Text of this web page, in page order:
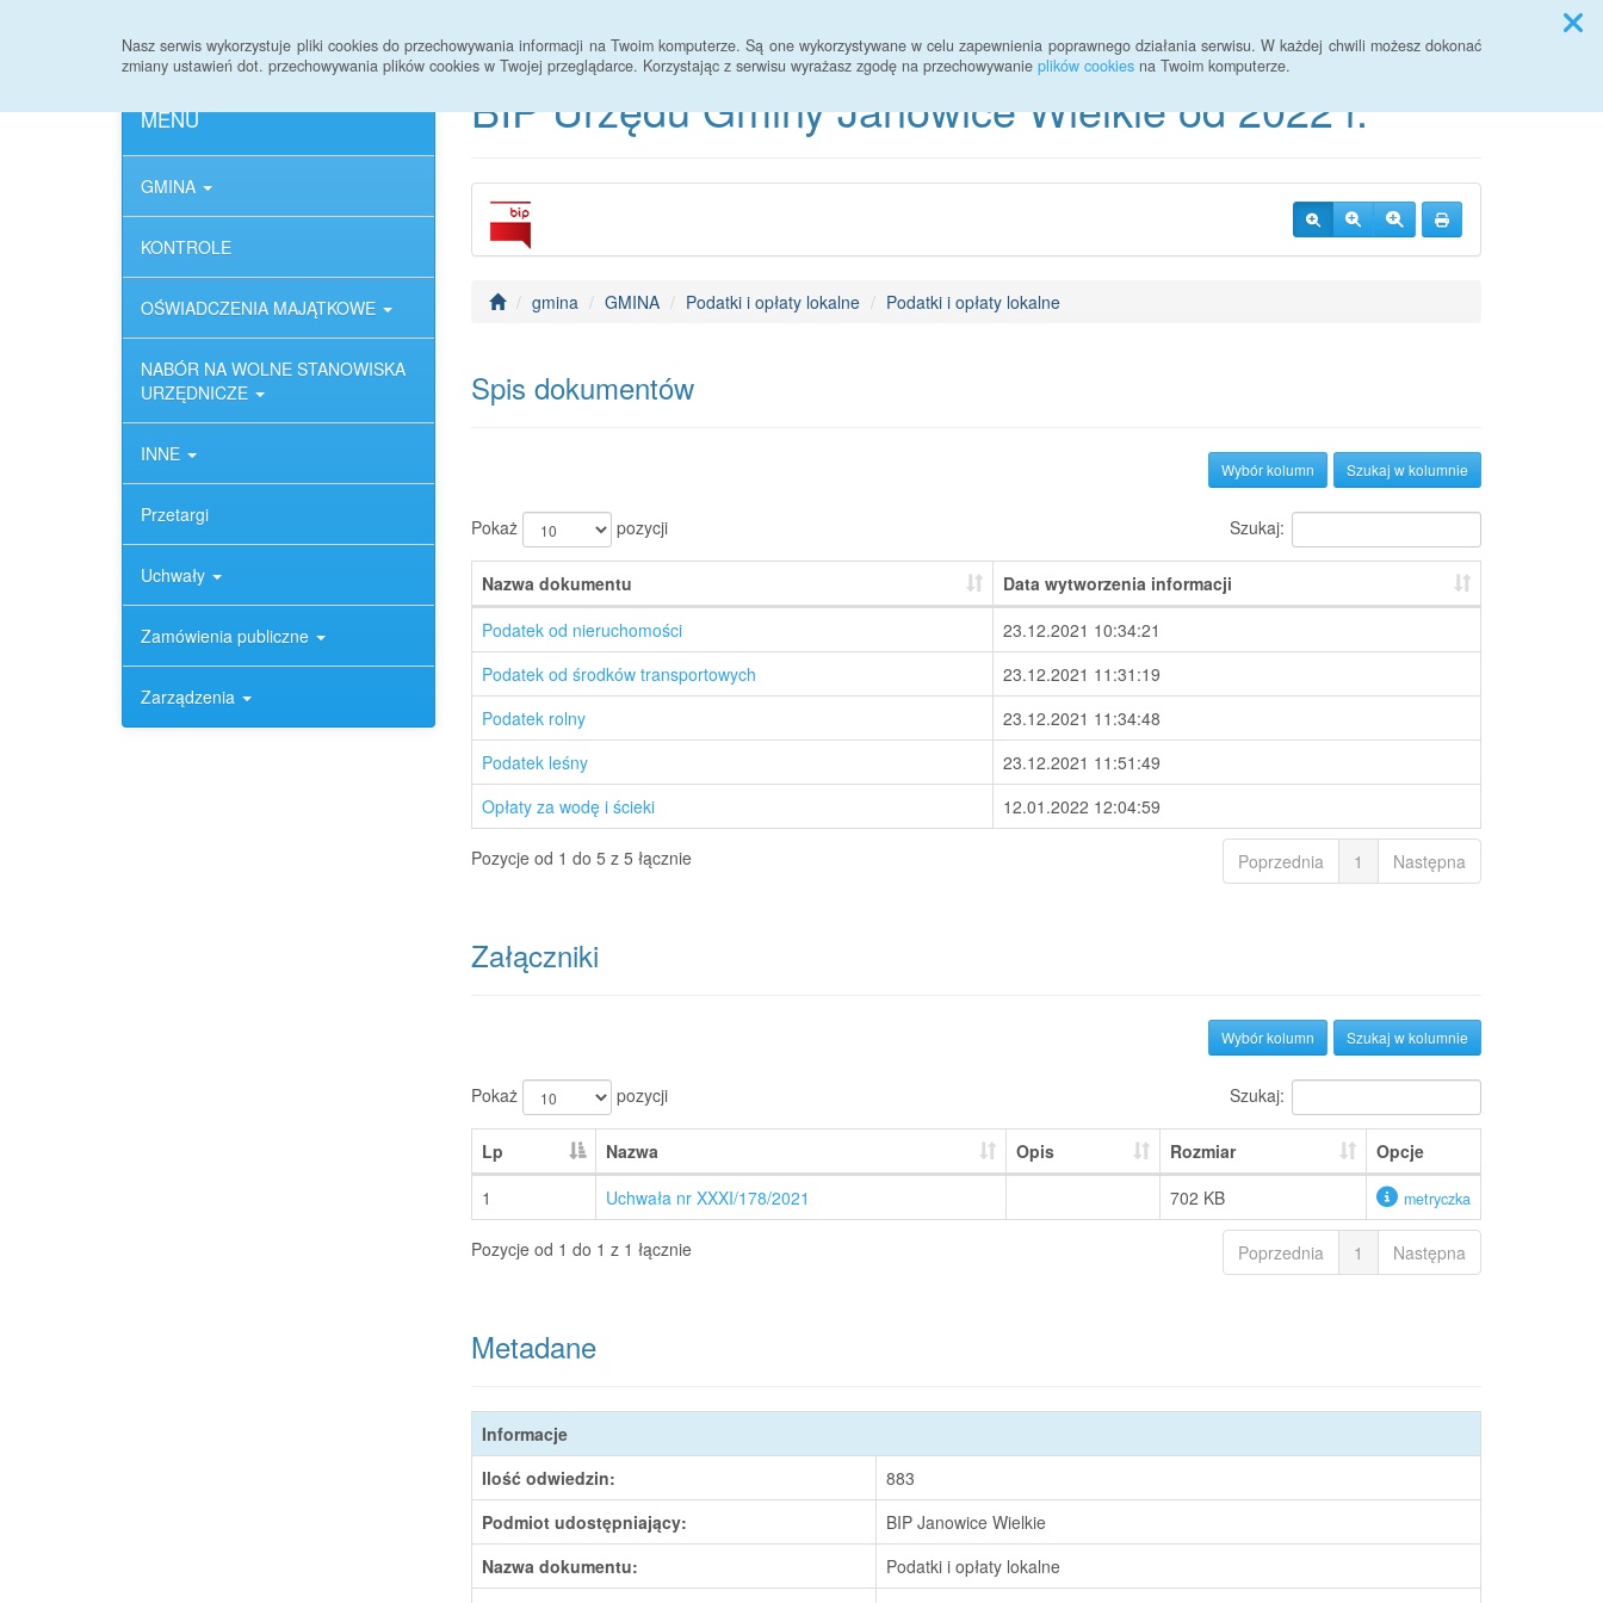
Nasz serwis wykorzystuje pliki cookies do przechowywania informacji na Twoim komputerze. Są one wykorzystywane w celu zapewnienia poprawnego działania serwisu. W każdej chwili możesz dokonać
zmiany ustawień dot. przechowywania plików cookies w Twojej przeglądarce. Korzystając z serwisu wyrażasz zgodę na przechowywanie plików cookies na Twoim komputerze.
MENU
GMINA
KONTROLE
OŚWIADCZENIA MAJĄTKOWE
NABÓR NA WOLNE STANOWISKA
URZĘDNICZE
INNE
Przetargi
Uchwały
Zamówienia publiczne
Zarządzenia
BIP Urzędu Gminy Janowice Wielkie od 2022 r.
gmina GMINA Podatki i opłaty lokalne Podatki i opłaty lokalne
Spis dokumentów
Szukaj w kolumnie
Wybór kolumn
Pokaż pozycji Szukaj:
Nazwa dokumentu
Data wytworzenia informacji
Podatek od nieruchomości
23.12.2021 10:34:21
Podatek od środków transportowych
23.12.2021 11:31:19
Podatek rolny
23.12.2021 11:34:48
Podatek leśny
23.12.2021 11:51:49
Opłaty za wodę i ścieki
12.01.2022 12:04:59
Pozycje od 1 do 5 z 5 łącznie Poprzednia 1 Następna
Załączniki
Szukaj w kolumnie
Wybór kolumn
Pokaż pozycji Szukaj:
Lp Nazwa Opis Rozmiar
Opcje
1
Uchwała nr XXXI/178/2021 702 KB metryczka
Pozycje od 1 do 1 z 1 łącznie Poprzednia 1 Następna
Metadane
Informacje
Ilość odwiedzin:
883
Podmiot udostępniający:
BIP Janowice Wielkie
Nazwa dokumentu:
Podatki i opłaty lokalne